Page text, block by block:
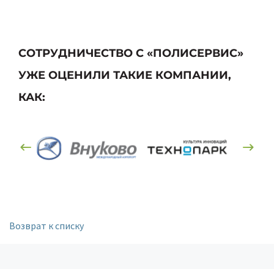
СОТРУДНИЧЕСТВО С «ПОЛИСЕРВИС»
УЖЕ ОЦЕНИЛИ ТАКИЕ КОМПАНИИ,
КАК:
Возврат к списку